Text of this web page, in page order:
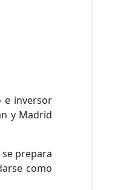
e inversor
y Madrid
prepara
como